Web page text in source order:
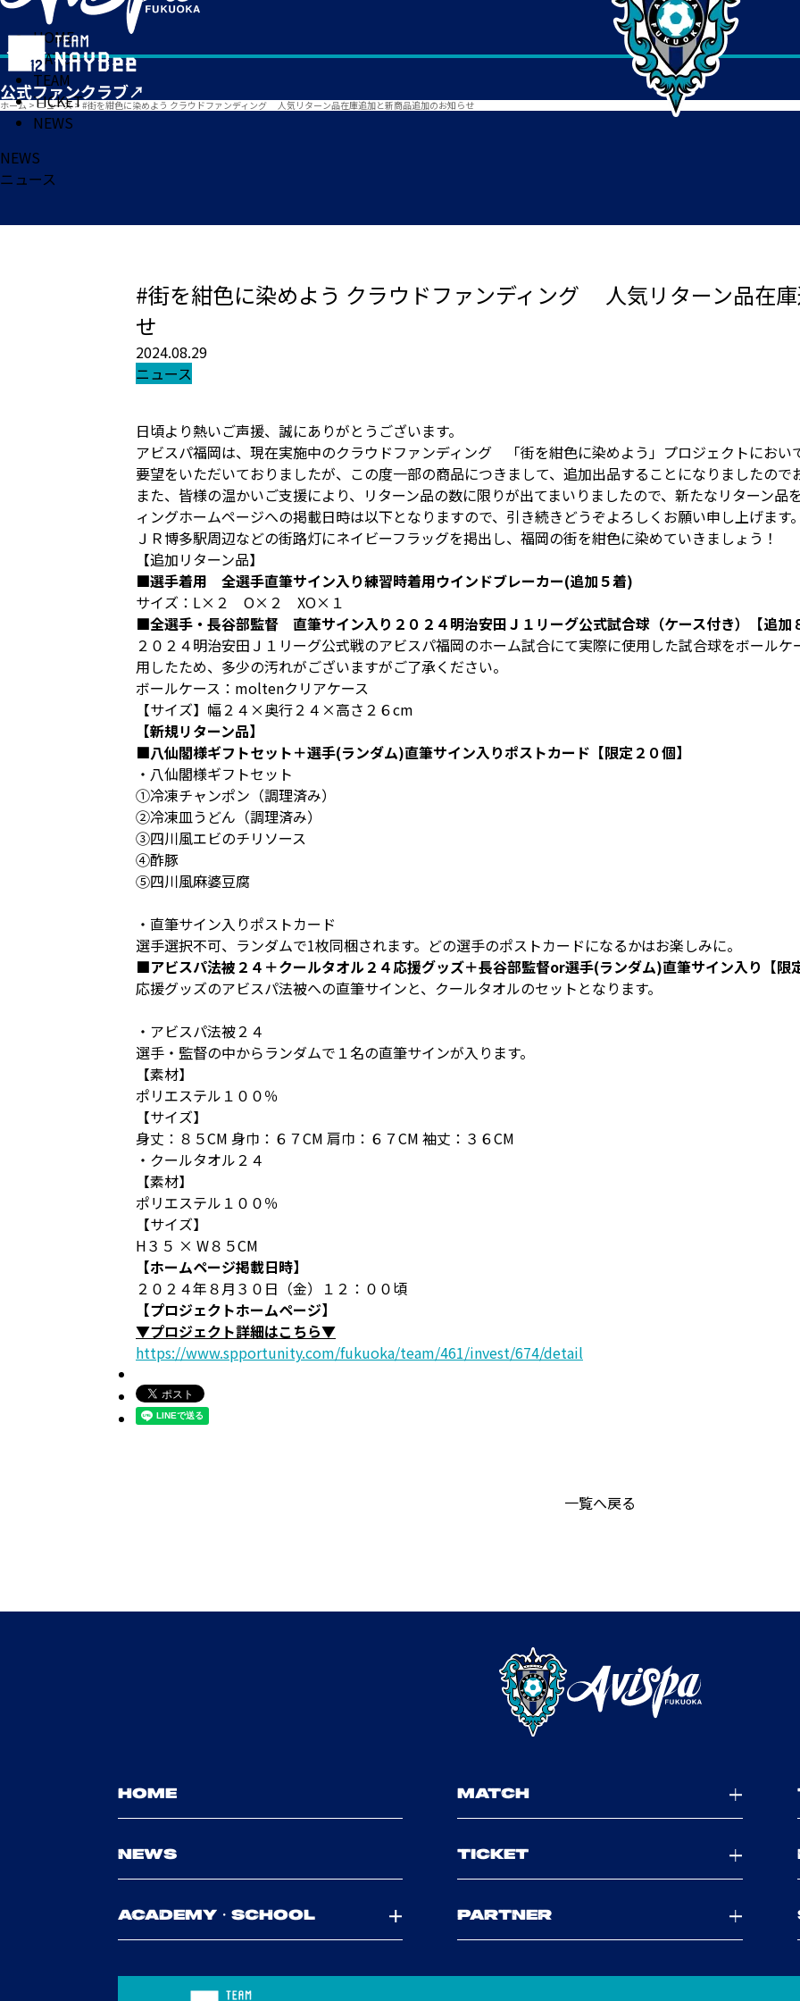
HOME
MATCH
TEAM
TICKET
NEWS
ホーム > ニュース> #街を紺色に染めよう クラウドファンディング 人気リターン品在庫追加と新商品追加のお知らせ
NEWS
ニュース
#街を紺色に染めよう クラウドファンディング 人気リターン品在
せ
2024.08.29
ニュース
日頃より熱いご声援、誠にありがとうございます。
アビスパ福岡は、現在実施中のクラウドファンディング 「街を紺色に染めよう」プロジェクトにおい
要望をいただいておりましたが、この度一部の商品につきまして、追加出品することになりましたので
また、皆様の温かいご支援により、リターン品の数に限りが出てまいりましたので、新たなリターン
ィングホームページへの掲載日時は以下となりますので、引き続きどうぞよろしくお願い申し上げます。
ＪＲ博多駅周辺などの街路灯にネイビーフラッグを掲出し、福岡の街を紺色に染めていきましょう！
【追加リターン品】
■選手着用 全選手直筆サイン入り練習時着用ウインドブレーカー(追加５着)
サイズ：L×２ O×２ XO×１
■全選手・長谷部監督 直筆サイン入り２０２４明治安田Ｊ１リーグ公式試合球（ケース付き）【追加
２０２４明治安田Ｊ１リーグ公式戦のアビスパ福岡のホーム試合にて実際に使用した試合球をボール
用したため、多少の汚れがございますがご了承ください。
ボールケース：moltenクリアケース
【サイズ】‎幅２４×奥行２４×高さ２６cm
【新規リターン品】
■八仙閣様ギフトセット＋選手(ランダム)直筆サイン入りポストカード【限定２０個】
・八仙閣様ギフトセット
①冷凍チャンポン（調理済み）
②冷凍皿うどん（調理済み）
③四川風エビのチリソース
④酢豚
⑤四川風麻婆豆腐
・直筆サイン入りポストカード
選手選択不可、ランダムで1枚同梱されます。どの選手のポストカードになるかはお楽しみに。
■アビスパ法被２４＋クールタオル２４応援グッズ＋長谷部監督or選手(ランダム)直筆サイン入り【限
応援グッズのアビスパ法被への直筆サインと、クールタオルのセットとなります。
・アビスパ法被２４
選手・監督の中からランダムで１名の直筆サインが入ります。
【素材】
ポリエステル１００％
【サイズ】
身丈：８５CM 身巾：６７CM 肩巾：６７CM 袖丈：３６CM
・クールタオル２４
【素材】
ポリエステル１００％
【サイズ】
H３５ × W８５CM
【ホームページ掲載日時】
２０２４年８月３０日（金）１２：００頃
【プロジェクトホームページ】
▼プロジェクト詳細はこちら▼
https://www.spportunity.com/fukuoka/team/461/invest/674/detail
一覧へ戻る
HOME MATCH
NEWS TICKET
ACADEMY・SCHOOL PARTNER